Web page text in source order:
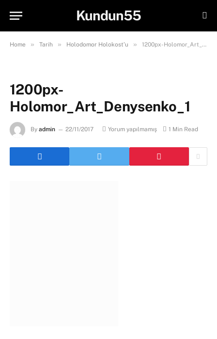
Kundun55
Home » Tarih » Holodomor Holokost’u » 1200px-Holomor_Art_Denysenko_1
1200px-
Holomor_Art_Denysenko_1
By admin 22/11/2017 Yorum yapılmamış 1 Min Read